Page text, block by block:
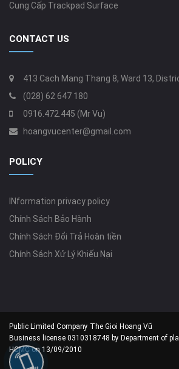
Cung Cấp Trackpad Surface
CONTACT US
413 Cach Mang Thang 8, Ward 13,
(028) 62 647 180
0916.472.445 (Mr Vu)
hoangvucenter@gmail.com
POLICY
INformation privacy policy
Chính Sách Bảo Hành
Chính Sách Đổi Trả Hoàn tiền
Chính Sách Xử Lý Khiếu Nại
Public Limited Company The Gioi Hoang Vũ
Business license 0310318748 by Department of
HCMC on 13/09/2010